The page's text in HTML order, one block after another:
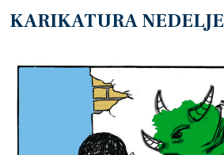
KARIKATURA NEDELJE